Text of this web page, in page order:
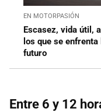
EN MOTORPASIÓN
Escasez, vida útil,
los que se
futuro
Entre 6 y 12